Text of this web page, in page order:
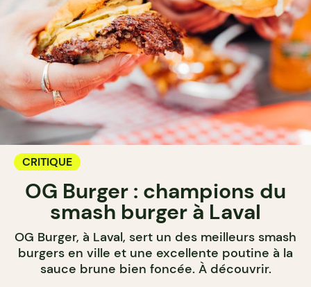
CRITIQUE
OG Burger : champions du
smash burger à Laval
OG Burger, à Laval, sert un des meilleurs smash
burgers en ville et une excellente poutine à la
sauce brune bien foncée. À découvrir.